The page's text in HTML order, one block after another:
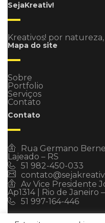
SejaKreativ!
Kreativos! por
Mapa do site
Sobre
Portfolio
Serviços
Contato
Contato
Rua Germano
Lajeado – RS
51 982-450-033
Av Vice Presidente
Ap1314 | Rio de Janeiro
51 997-164-446